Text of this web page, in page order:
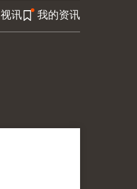
视讯 我的资讯